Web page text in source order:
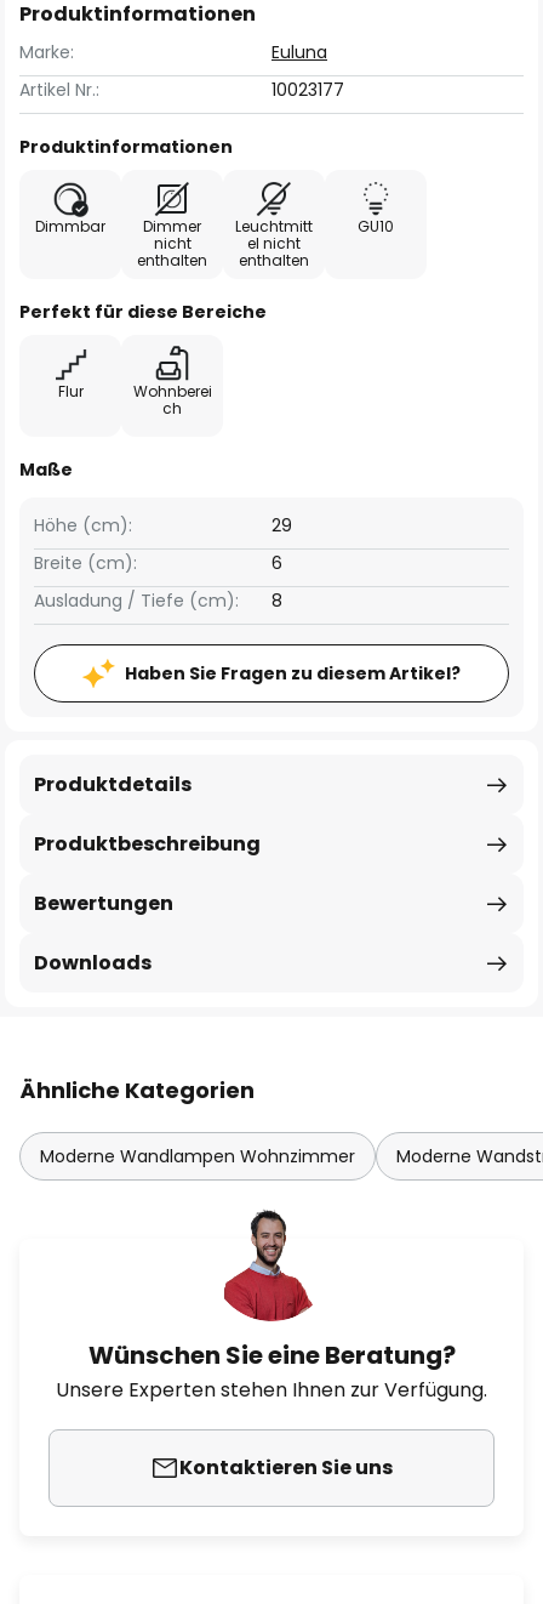
Produktinformationen
Marke:
Euluna
Artikel Nr.:
10023177
Produktinformationen
Dimmbar
Dimmer
nicht
enthalten
Leuchtmitt
el nicht
enthalten
GU10
Perfekt für diese Bereiche
Flur
Wohnberei
ch
Maße
Breite (cm): 6
Höhe (cm): 29
Ausladung / Tiefe (cm): 8
Haben Sie Fragen zu diesem Artikel?
Produktbeschreibung
Produktdetails
Bewertungen
Downloads
Ähnliche Kategorien
Moderne Wandlampen Wohnzimmer Moderne
Wünschen Sie eine Beratung?
Unsere Experten stehen Ihnen zur Verfügung.
Kontaktieren Sie uns